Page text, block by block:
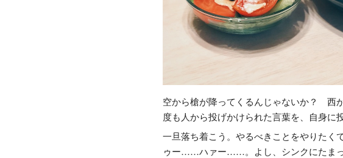
空から槍が降ってくるんじゃないか？ 西
度も人から投げかけられた言葉を、自身に
一旦落ち着こう。やるべきことをやりたく
ゥー……ハァー……。よし、シンクにたま